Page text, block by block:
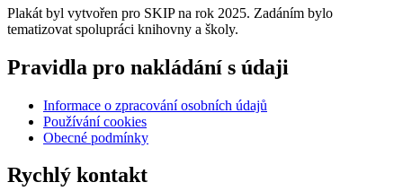
Plakát byl vytvořen pro SKIP na rok 2025. Zadáním bylo
tematizovat spolupráci knihovny a školy.
Pravidla pro nakládání s údaji
Informace o zpracování osobních údajů
Používání cookies
Obecné podmínky
Rychlý kontakt